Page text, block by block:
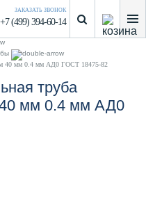
ЗАКАЗАТЬ ЗВОНОК
+7 (499) 394-60-14
40 мм 0.4 мм АД0 ГОСТ 18475-82
труба
мм 0.4 мм АД0